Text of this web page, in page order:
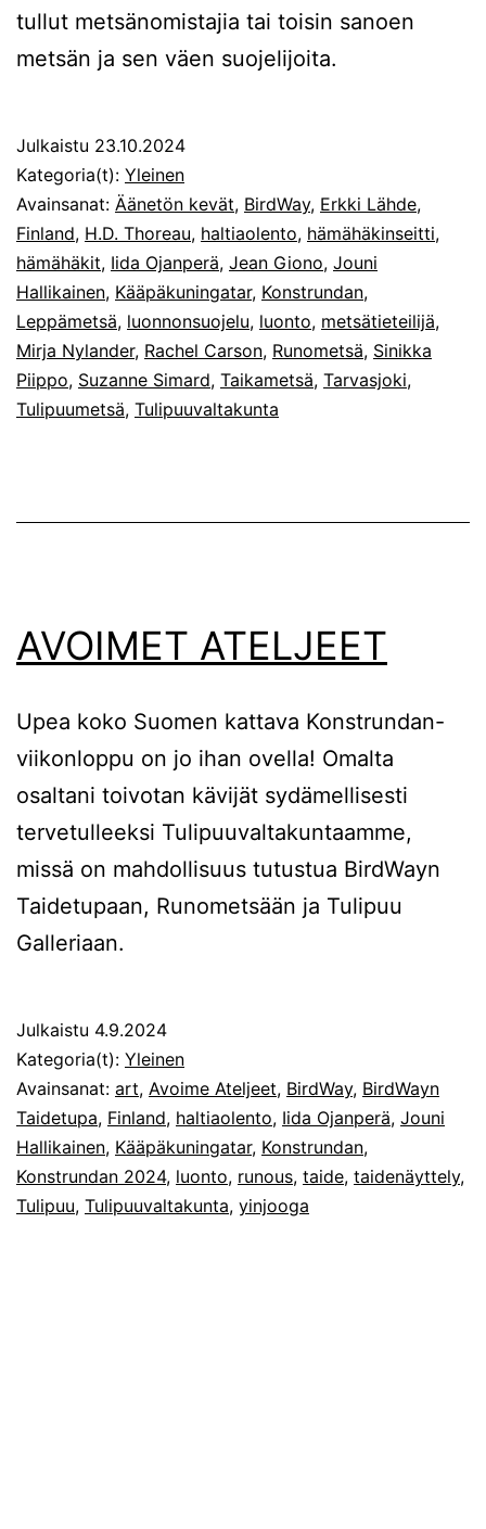
tullut metsänomistajia tai toisin sanoen
metsän ja sen väen suojelijoita.
Julkaistu 23.10.2024
Kategoria(t): Yleinen
Avainsanat: Äänetön kevät, BirdWay, Erkki Lähde,
Finland, H.D. Thoreau, haltiaolento, hämähäkinseitti,
hämähäkit, Iida Ojanperä, Jean Giono, Jouni
Hallikainen, Kääpäkuningatar, Konstrundan,
Leppämetsä, luonnonsuojelu, luonto, metsätieteilijä,
Mirja Nylander, Rachel Carson, Runometsä, Sinikka
Piippo, Suzanne Simard, Taikametsä, Tarvasjoki,
Tulipuumetsä, Tulipuuvaltakunta
AVOIMET ATELJEET
Upea koko Suomen kattava Konstrundan-
viikonloppu on jo ihan ovella! Omalta
osaltani toivotan kävijät sydämellisesti
tervetulleeksi Tulipuuvaltakuntaamme,
missä on mahdollisuus tutustua BirdWayn
Taidetupaan, Runometsään ja Tulipuu
Galleriaan.
Julkaistu 4.9.2024
Kategoria(t): Yleinen
Avainsanat: art, Avoime Ateljeet, BirdWay, BirdWayn
Taidetupa, Finland, haltiaolento, Iida Ojanperä, Jouni
Hallikainen, Kääpäkuningatar, Konstrundan,
Konstrundan 2024, luonto, runous, taide, taidenäyttely,
Tulipuu, Tulipuuvaltakunta, yinjooga